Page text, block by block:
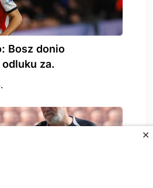
✕
Bosz donio
za.